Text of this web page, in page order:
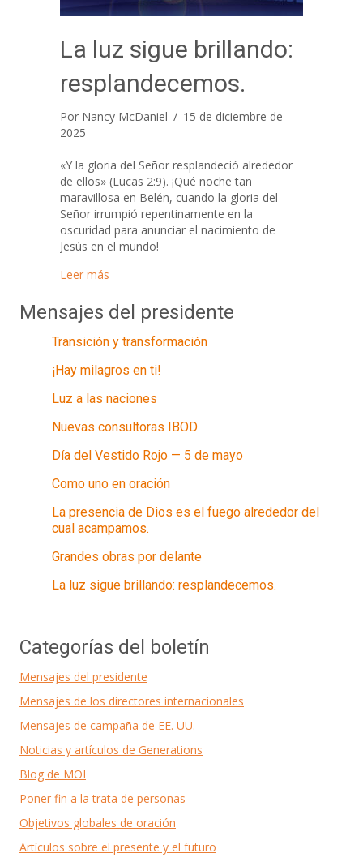
La luz sigue brillando:
resplandecemos.
Por Nancy McDaniel / 15 de diciembre de
2025
«Y la gloria del Señor resplandeció alrededor
de ellos» (Lucas 2:9). ¡Qué noche tan
maravillosa en Belén, cuando la gloria del
Señor irrumpió repentinamente en la
oscuridad para anunciar el nacimiento de
Jesús en el mundo!
Leer más
Mensajes del presidente
Transición y transformación
¡Hay milagros en ti!
Luz a las naciones
Nuevas consultoras IBOD
Día del Vestido Rojo — 5 de mayo
Como uno en oración
La presencia de Dios es el fuego alrededor del
cual acampamos.
Grandes obras por delante
La luz sigue brillando: resplandecemos.
Categorías del boletín
Mensajes del presidente
Mensajes de los directores internacionales
Mensajes de campaña de EE. UU.
Noticias y artículos de Generations
Blog de MOI
Poner fin a la trata de personas
Objetivos globales de oración
Artículos sobre el presente y el futuro